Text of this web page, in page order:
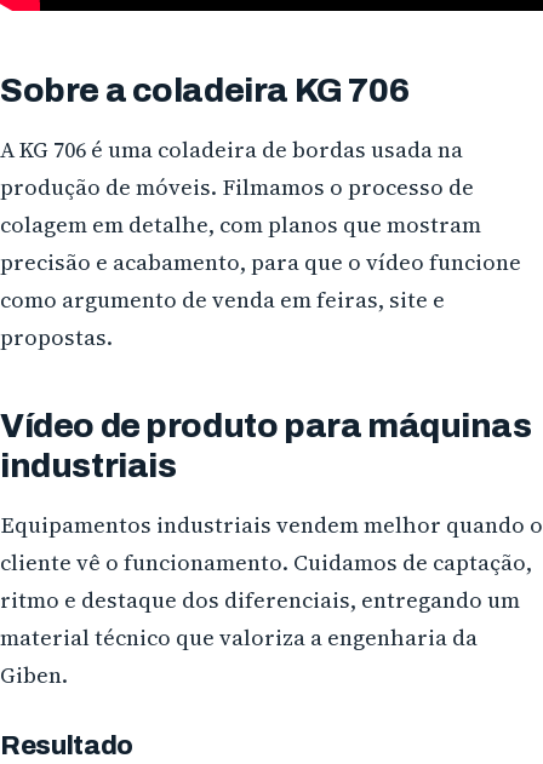
Sobre a coladeira KG 706
A KG 706 é uma coladeira de bordas usada na
produção de móveis. Filmamos o processo de
colagem em detalhe, com planos que mostram
precisão e acabamento, para que o vídeo funcione
como argumento de venda em feiras, site e
propostas.
Vídeo de produto para máquinas
industriais
Equipamentos industriais vendem melhor quando o
cliente vê o funcionamento. Cuidamos de captação,
ritmo e destaque dos diferenciais, entregando um
material técnico que valoriza a engenharia da
Giben.
Resultado